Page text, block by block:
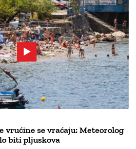
vrućine se vraćaju: Meteorolog
biti pljuskova